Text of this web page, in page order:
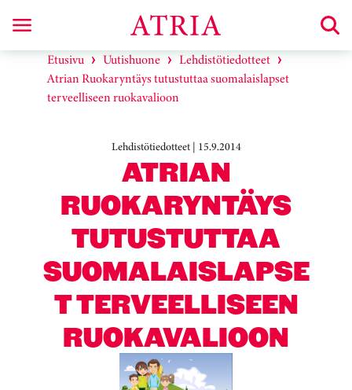
Etusivu Uutishuone
Lehdistötiedotteet
Atrian Ruokaryntäys tutustuttaa suomalaislapset
terveelliseen ruokavalioon
Lehdistötiedotteet | 15.9.2014
ATRIAN
RUOKARYNTÄYS
TUTUSTUTTAA
SUOMALAISLAPSE
T TERVEELLISEEN
RUOKAVALIOON